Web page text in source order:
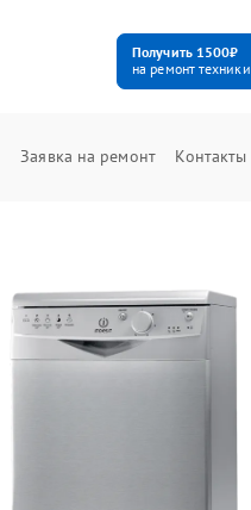
Получить 1500₽
на ремонт техники
Заявка на ремонт Контакты